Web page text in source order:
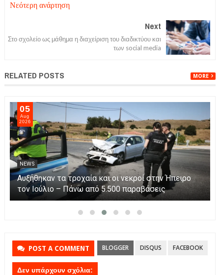
Νεότερη ανάρτηση
Next
Στο σχολείο ως μάθημα η διαχείριση του διαδικτύου και
των social media
RELATED POSTS MORE
05
Aug
2026
NEWS
Αυξήθηκαν τα τροχαία και οι νεκροί στην Ήπειρο
τον Ιούλιο – Πάνω από 5.500 παραβάσεις
POST A COMMENT BLOGGER DISQUS FACEBOOK
Δεν υπάρχουν σχόλια: